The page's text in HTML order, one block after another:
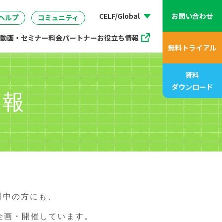
ルプ コミュニティ CELF/Global
理 07企画・マーケティング
動画・セミナー料金パートナー
販売支援プログラム
お役立ち情報
お問い合わせ
無料トライアル
資料
ダウンロード
の方にも、
・開催しています。